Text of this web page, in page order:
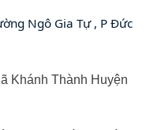
Ngô Gia Tự , P Đức
Khánh Thành Huyện